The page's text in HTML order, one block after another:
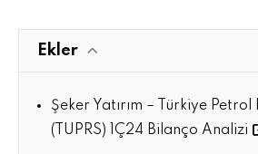
Ekler
Şeker Yatırım – Türkiye
(TUPRS) 1Ç24 Bilanço Analizi